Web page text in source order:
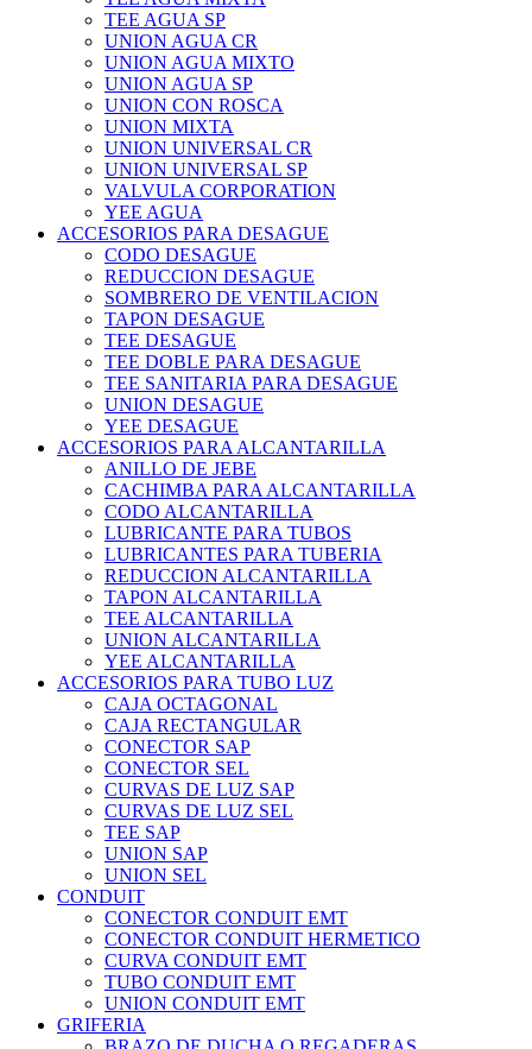
TEE AGUA SP
UNION AGUA CR
UNION AGUA MIXTO
UNION AGUA SP
UNION CON ROSCA
UNION MIXTA
UNION UNIVERSAL CR
UNION UNIVERSAL SP
VALVULA CORPORATION
YEE AGUA
ACCESORIOS PARA DESAGUE
CODO DESAGUE
REDUCCION DESAGUE
SOMBRERO DE VENTILACION
TAPON DESAGUE
TEE DESAGUE
TEE DOBLE PARA DESAGUE
TEE SANITARIA PARA DESAGUE
UNION DESAGUE
YEE DESAGUE
ACCESORIOS PARA ALCANTARILLA
ANILLO DE JEBE
CACHIMBA PARA ALCANTARILLA
CODO ALCANTARILLA
LUBRICANTE PARA TUBOS
LUBRICANTES PARA TUBERIA
REDUCCION ALCANTARILLA
TAPON ALCANTARILLA
TEE ALCANTARILLA
UNION ALCANTARILLA
YEE ALCANTARILLA
ACCESORIOS PARA TUBO LUZ
CAJA OCTAGONAL
CAJA RECTANGULAR
CONECTOR SAP
CONECTOR SEL
CURVAS DE LUZ SAP
CURVAS DE LUZ SEL
TEE SAP
UNION SAP
UNION SEL
CONDUIT
CONECTOR CONDUIT EMT
CONECTOR CONDUIT HERMETICO
CURVA CONDUIT EMT
TUBO CONDUIT EMT
UNION CONDUIT EMT
GRIFERIA